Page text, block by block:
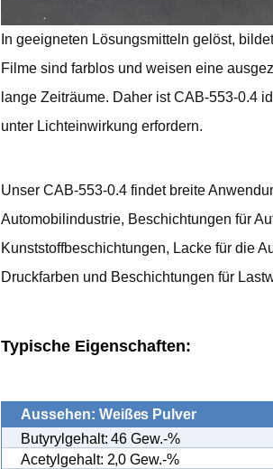
In geeigneten Lösungsmitteln gelöst,
Filme sind farblos und weisen eine
lange Zeiträume. Daher ist CAB-553-0.4
unter Lichteinwirkung erfordern.
Unser CAB-553-0.4 findet breite
Automobilindustrie, Beschichtungen für
Kunststoffbeschichtungen, Lacke für die
Druckfarben und Beschichtungen für
Typische Eigenschaften:
Aussehen: Weißes Pulver
Butyrylgehalt: 46 Gew.-%
Acetylgehalt: 2,0 Gew.-%